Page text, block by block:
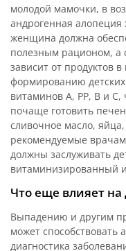
молодой мамочки, в
андрогенная
женщина должна
полезным рационом, а
зависит от продуктов
формированию детских
витаминов A, PP, B и
почаще готовить
сливочное масло,
рекомендуемые
должны заслуживать
витаминизированный
Что еще влияет
Выпадению и другим
может
диагностика